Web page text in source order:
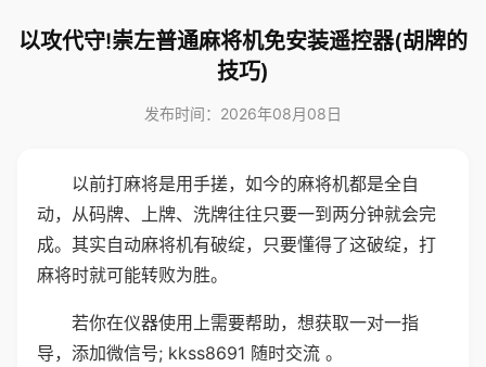
以攻代守!崇左普通麻将机免安装遥控器(胡牌的
技巧)
发布时间：2026年08月08日
以前打麻将是用手搓，如今的麻将机都是全自
动，从码牌、上牌、洗牌往往只要一到两分钟就会完
成。其实自动麻将机有破绽，只要懂得了这破绽，打
麻将时就可能转败为胜。
若你在仪器使用上需要帮助，想获取一对一指
导，添加微信号; kkss8691 随时交流 。